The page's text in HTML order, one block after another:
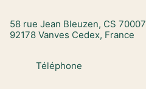
58 rue Jean Bleuzen, CS 70007
92178 Vanves Cedex, France
Téléphone